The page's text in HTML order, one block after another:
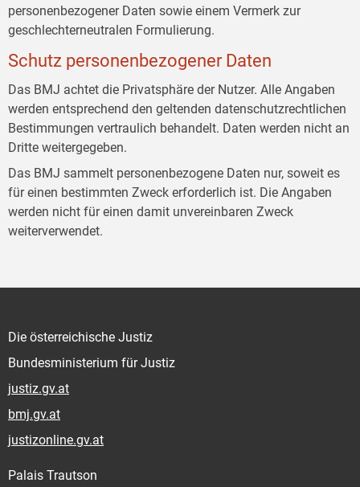
personenbezogener Daten sowie einem Vermerk zur
geschlechterneutralen Formulierung.
Schutz personenbezogener Daten
Das BMJ achtet die Privatsphäre der Nutzer. Alle Angaben
werden entsprechend den geltenden datenschutzrechtlichen
Bestimmungen vertraulich behandelt. Daten werden nicht an
Dritte weitergegeben.
Das BMJ sammelt personenbezogene Daten nur, soweit es
für einen bestimmten Zweck erforderlich ist. Die Angaben
werden nicht für einen damit unvereinbaren Zweck
weiterverwendet.
Die österreichische Justiz
Bundesministerium für Justiz
justiz.gv.at
bmj.gv.at
justizonline.gv.at
Palais Trautson